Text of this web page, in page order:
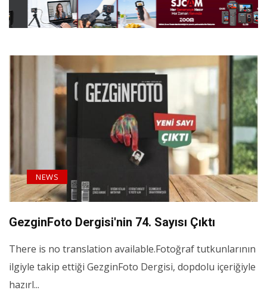
NEWS
GezginFoto Dergisi'nin 74. Sayısı Çıktı
There is no translation available.Fotoğraf tutkunlarının
ilgiyle takip ettiği GezginFoto Dergisi, dopdolu içeriğiyle
hazırl...